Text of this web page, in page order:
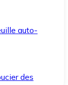
auto-
des